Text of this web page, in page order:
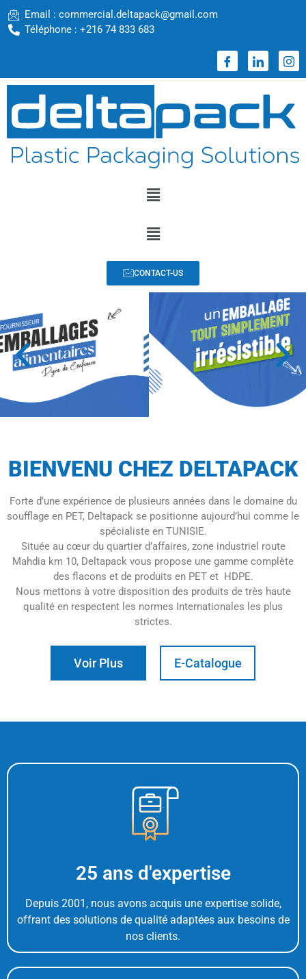
Email : commercial.deltapack@gmail.com
Téléphone : +216 74 833 683
CONTACT-US
BIENVENU CHEZ DELTAPACK
Forte d’une expérience de plusieurs années dans le domaine du
soufflage en PET, Deltapack se positionne aujourd’hui comme le
spécialiste en TUNISIE.
Située au cœur du quartier d’affaires, zone industriel route
Mahdia km 10, Deltapack vous propose une gamme complète
des flacons et de produits en PET et HDPE.
Nous mettons à votre disposition des produits de très haute
qualité en respectent les normes Internationales les plus
strictes.
Voir Plus E-Catalogue
25 ans d'expertise
Depuis 2001, nous avons acquis une expertise solide,
offrant des solutions de qualité adaptées aux besoins de
nos clients.